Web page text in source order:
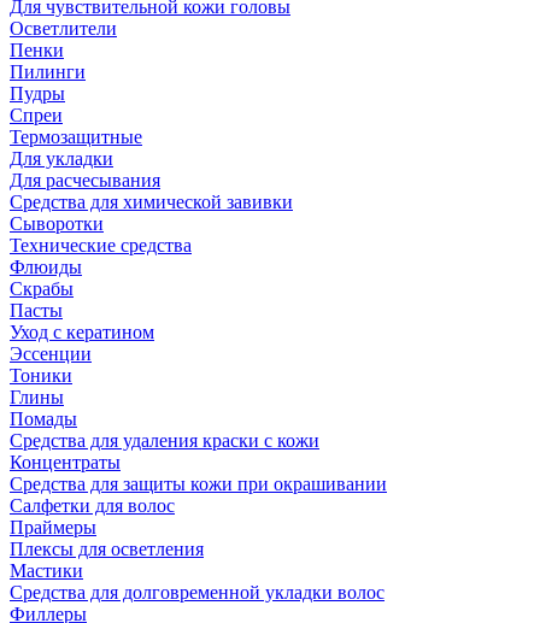
Для чувствительной кожи головы
Осветлители
Пенки
Пилинги
Пудры
Спреи
Термозащитные
Для укладки
Для расчесывания
Средства для химической завивки
Сыворотки
Технические средства
Флюиды
Скрабы
Пасты
Уход с кератином
Эссенции
Тоники
Глины
Помады
Средства для удаления краски с кожи
Концентраты
Средства для защиты кожи при окрашивании
Салфетки для волос
Праймеры
Плексы для осветления
Мастики
Средства для долговременной укладки волос
Филлеры